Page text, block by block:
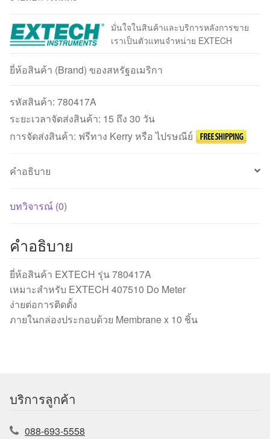
มั่นใจในสินค้าและบริการหลังการขาย
เราเป็นตัวแทนจำหน่าย EXTECH
ยี่ห้อสินค้า (Brand) ของสหรัฐอเมริกา
รหัสสินค้า: 780417A
ระยะเวลาจัดส่งสินค้า: 15 ถึง 30 วัน
การจัดส่งสินค้า: ฟรีทาง Kerry หรือ ไปรษณีย์
คำอธิบาย
บทวิจารณ์ (0)
คำอธิบาย
ยี่ห้อสินค้า EXTECH รุ่น 780417A
เหมาะสำหรับ EXTECH 407510 Do Meter
ง่ายต่อการติดตั้ง
ภายในกล่องประกอบด้วย Membrane x 10 ชิ้น
บริการลูกค้า
088-693-5558